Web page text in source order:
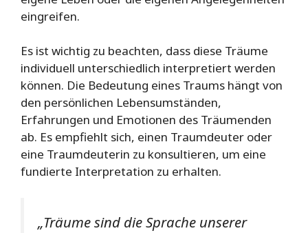
eingreifen.
Es ist wichtig zu beachten, dass diese Träume
individuell unterschiedlich interpretiert werden
können. Die Bedeutung eines Traums hängt von
den persönlichen Lebensumständen,
Erfahrungen und Emotionen des Träumenden
ab. Es empfiehlt sich, einen Traumdeuter oder
eine Traumdeuterin zu konsultieren, um eine
fundierte Interpretation zu erhalten.
„Träume sind die Sprache unserer